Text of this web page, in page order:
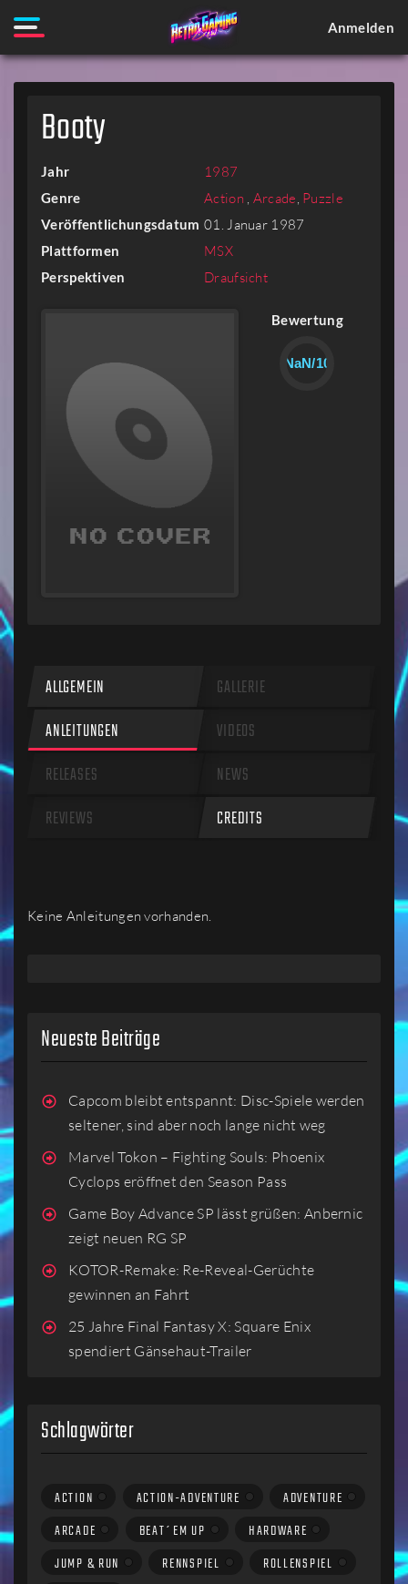
Anmelden
Booty
Jahr 1987
Genre Action , Arcade, Puzzle
Veröffentlichungsdatum 01. Januar 1987
Plattformen MSX
Perspektiven Draufsicht
Bewertung
NaN/10
ALLGEMEIN
GALLERIE
ANLEITUNGEN
VIDEOS
RELEASES
NEWS
REVIEWS
CREDITS
Keine Anleitungen vorhanden.
Neueste Beiträge
Capcom bleibt entspannt: Disc-Spiele werden
seltener, sind aber noch lange nicht weg
Marvel Tokon – Fighting Souls: Phoenix
Cyclops eröffnet den Season Pass
Game Boy Advance SP lässt grüßen: Anbernic
zeigt neuen RG SP
KOTOR-Remake: Re-Reveal-Gerüchte
gewinnen an Fahrt
25 Jahre Final Fantasy X: Square Enix
spendiert Gänsehaut-Trailer
Schlagwörter
ACTION ACTION-ADVENTURE
ADVENTURE
ARCADE
BEAT´EM UP
HARDWARE
JUMP & RUN
RENNSPIEL
ROLLENSPIEL